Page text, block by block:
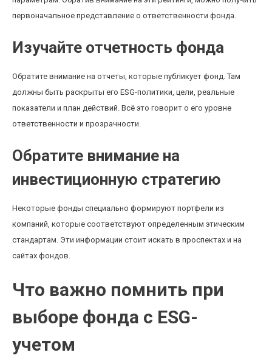
первоначальное представление о ответственности фонда.
Изучайте отчетность фонда
Обратите внимание на отчеты, которые публикует фонд. Там
должны быть раскрыты его ESG-политики, цели, реальные
показатели и план действий. Всё это говорит о его уровне
ответственности и прозрачности.
Обратите внимание на
инвестиционную стратегию
Некоторые фонды специально формируют портфели из
компаний, которые соответствуют определенным этическим
стандартам. Эти информации стоит искать в проспектах и на
сайтах фондов.
Что важно помнить при
выборе фонда с ESG-
учетом